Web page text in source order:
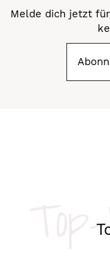
Melde dich jetzt